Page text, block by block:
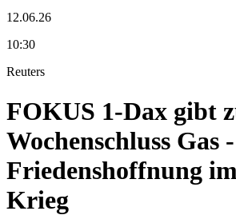
12.06.26
10:30
Reuters
FOKUS 1-Dax gibt
Wochenschluss Gas -
Friedenshoffnung
Krieg